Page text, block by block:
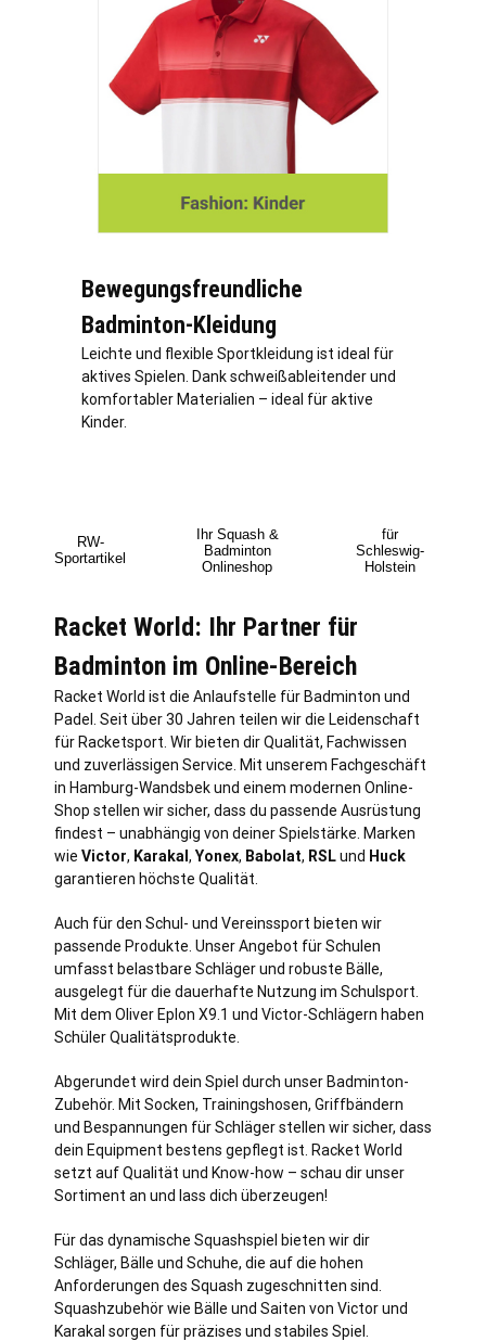
Bewegungsfreundliche
Badminton-Kleidung
Leichte und flexible Sportkleidung ist ideal für
aktives Spielen. Dank schweißableitender und
komfortabler Materialien – ideal für aktive
Kinder.
RW-
Sportartikel
Ihr Squash &
Badminton
Onlineshop
für
Schleswig-
Holstein
Racket World: Ihr Partner für
Badminton im Online-Bereich
Racket World ist die Anlaufstelle für Badminton und
Padel. Seit über 30 Jahren teilen wir die Leidenschaft
für Racketsport. Wir bieten dir Qualität, Fachwissen
und zuverlässigen Service. Mit unserem Fachgeschäft
in Hamburg-Wandsbek und einem modernen Online-
Shop stellen wir sicher, dass du passende Ausrüstung
findest – unabhängig von deiner Spielstärke. Marken
wie Victor, Karakal , Yonex, Babolat, RSLund Huck
garantieren höchste Qualität.
Auch für den Schul- und Vereinssport bieten wir
passende Produkte. Unser Angebot für Schulen
umfasst belastbare Schläger und robuste Bälle,
ausgelegt für die dauerhafte Nutzung im Schulsport.
Mit dem Oliver Eplon X9.1 und Victor-Schlägern haben
Schüler Qualitätsprodukte.
Abgerundet wird dein Spiel durch unser Badminton-
Zubehör. Mit Socken, Trainingshosen, Griffbändern
und Bespannungen für Schläger stellen wir sicher, dass
dein Equipment bestens gepflegt ist. Racket World
setzt auf Qualität und Know-how – schau dir unser
Sortiment an und lass dich überzeugen!
Für das dynamische Squashspiel bieten wir dir
Schläger, Bälle und Schuhe, die auf die hohen
Anforderungen des Squash zugeschnitten sind.
Squashzubehör wie Bälle und Saiten von Victor und
Karakal sorgen für präzises und stabiles Spiel.